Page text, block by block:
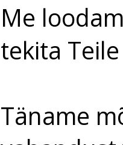
Me
tekita
Täname